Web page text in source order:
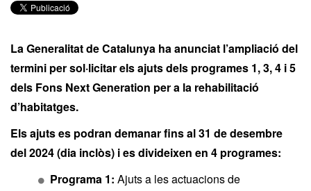
La Generalitat de Catalunya ha anunciat l’ampliació del
termini per sol·licitar els ajuts dels programes 1, 3, 4 i 5
dels Fons Next Generation per a la rehabilitació
d’habitatges.
Els ajuts es podran demanar fins al 31 de desembre
del 2024 (dia inclòs) i es divideixen en 4 programes:
Programa 1: Ajuts a les actuacions de